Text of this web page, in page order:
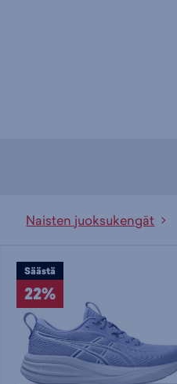
Naisten juoksukengät
Säästä
22%